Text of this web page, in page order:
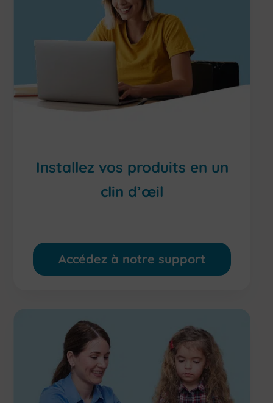
Installez vos produits en un
clin d’œil
Accédez à notre centre d’aide
support vous répond
Accédez à notre support